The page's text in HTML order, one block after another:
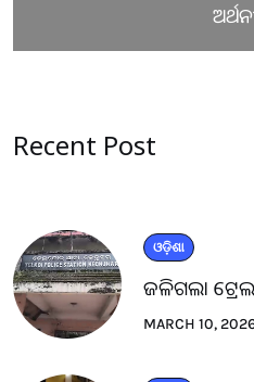
Recent Post
ଓଡ଼ିଶା
ଜଳିଗଲା
MARCH 10,